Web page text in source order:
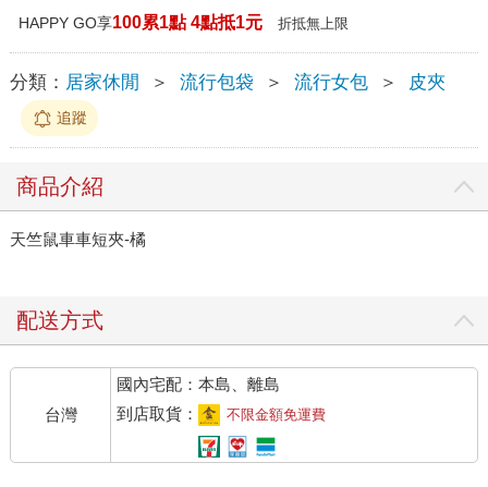
HAPPY GO享100累1點 4點抵1元 折抵無上限
分類： 居家休閒 ＞ 流行包袋 ＞ 流行女包 ＞ 皮夾
追蹤
商品介紹
天竺鼠車車短夾-橘
配送方式
台灣
國內宅配：本島、離島
到店取貨：
不限金額免運費